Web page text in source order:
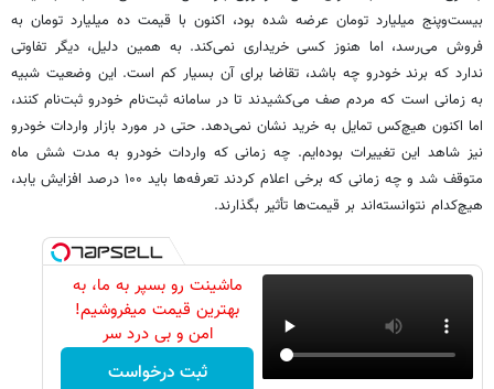
بیست‌وپنج میلیارد تومان عرضه شده بود، اکنون با قیمت ده میلیارد تومان به
فروش می‌رسد، اما هنوز کسی خریداری نمی‌کند. به همین دلیل، دیگر تفاوتی
ندارد که برند خودرو چه باشد، تقاضا برای آن بسیار کم است. این وضعیت شبیه
به زمانی است که مردم صف می‌کشیدند تا در سامانه ثبت‌نام خودرو ثبت‌نام کنند،
اما اکنون هیچ‌کس تمایل به خرید نشان نمی‌دهد. حتی در مورد بازار واردات خودرو
نیز شاهد این تغییرات بوده‌ایم. چه زمانی که واردات خودرو به مدت شش ماه
متوقف شد و چه زمانی که برخی اعلام کردند تعرفه‌ها باید ۱۰۰ درصد افزایش یابد،
هیچ‌کدام نتوانسته‌اند بر قیمت‌ها تأثیر بگذارند.
ماشینت رو بسپر به ما، به
بهترین قیمت میفروشیم!
امن و بی درد سر
ثبت درخواست